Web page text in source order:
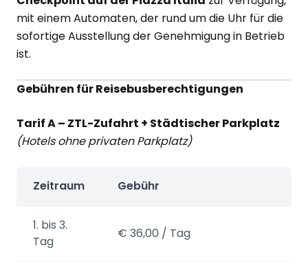
mit einem Automaten, der rund um die Uhr für die
sofortige Ausstellung der Genehmigung in Betrieb
ist.
Gebühren für Reisebusberechtigungen
Tarif A – ZTL-Zufahrt + Städtischer Parkplatz
(Hotels ohne privaten Parkplatz)
Zeitraum Gebühr
1. bis 3.
Tag
€ 36,00 / Tag